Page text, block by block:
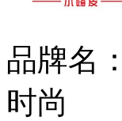
品牌名：
时尚